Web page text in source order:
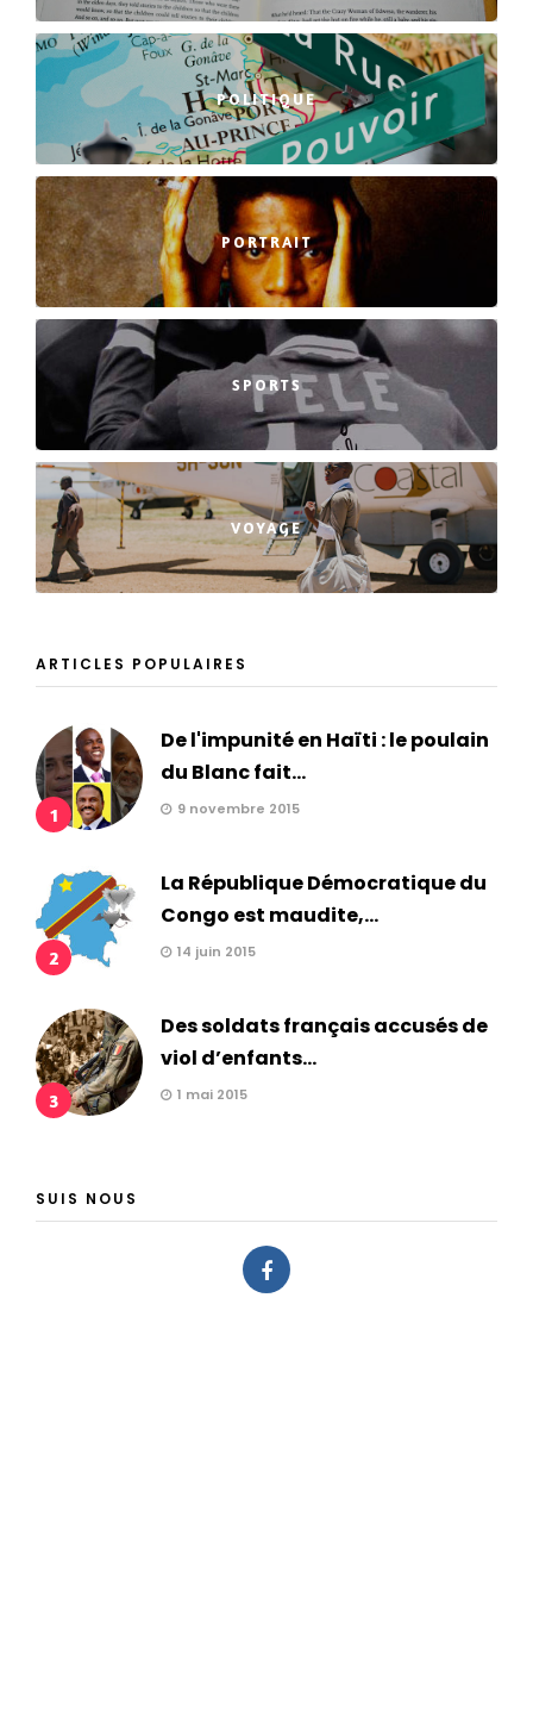
POLITIQUE
PORTRAIT
SPORTS
VOYAGE
ARTICLES POPULAIRES
1
De l'impunité en Haïti : le poulain
du Blanc fait...
9 novembre 2015
2
La République Démocratique du
Congo est maudite,...
14 juin 2015
3
Des soldats français accusés de
viol d’enfants...
1 mai 2015
SUIS NOUS